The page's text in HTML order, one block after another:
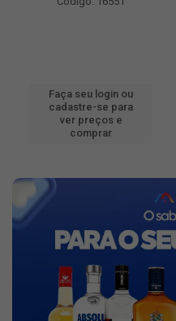
Faça seu login ou
cadastre-se para
ver preços e
comprar